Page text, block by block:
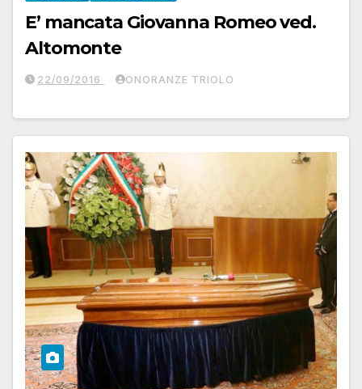
E’ mancata Giovanna Romeo ved.
Altomonte
22/09/2016 ONORANZE TRIOLO